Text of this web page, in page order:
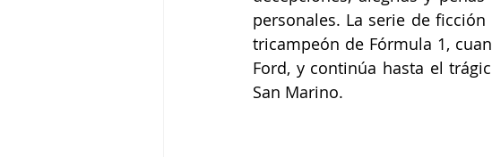
personales. La serie de
tricampeón de Fórmula 1,
Ford, y continúa hasta el
San Marino.